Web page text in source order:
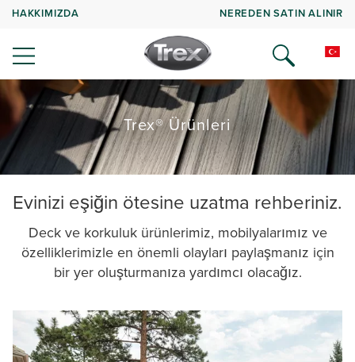
HAKKIMIZDA NEREDEN SATIN ALINIR
Trex® Ürünleri
Evinizi eşiğin ötesine uzatma rehberiniz.
Deck ve korkuluk ürünlerimiz, mobilyalarımız ve
özelliklerimizle en önemli olayları paylaşmanız için
bir yer oluşturmanıza yardımcı olacağız.